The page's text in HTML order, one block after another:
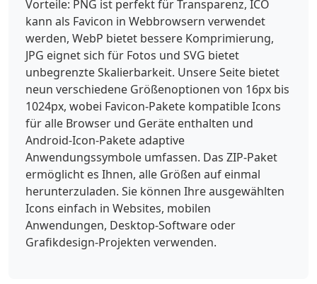
Vorteile: PNG ist perfekt für Transparenz, ICO
kann als Favicon in Webbrowsern verwendet
werden, WebP bietet bessere Komprimierung,
JPG eignet sich für Fotos und SVG bietet
unbegrenzte Skalierbarkeit. Unsere Seite bietet
neun verschiedene Größenoptionen von 16px bis
1024px, wobei Favicon-Pakete kompatible Icons
für alle Browser und Geräte enthalten und
Android-Icon-Pakete adaptive
Anwendungssymbole umfassen. Das ZIP-Paket
ermöglicht es Ihnen, alle Größen auf einmal
herunterzuladen. Sie können Ihre ausgewählten
Icons einfach in Websites, mobilen
Anwendungen, Desktop-Software oder
Grafikdesign-Projekten verwenden.